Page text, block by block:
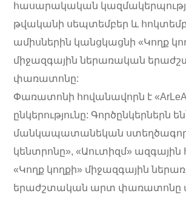
հասարակական
թվականի սեպտեմբեր և
ամիսներին կանցկացնի «Կողք
միջազգային ներառական
փառատոնը:
Փառատոնի հովանավորն է
ընկերությունը: Գործընկերներն
մանկապատանեկան
կենտրոնը», «Աուտիզմ»
«Կողք կողքի» միջազգային
երաժշտական արտ փառատոնը